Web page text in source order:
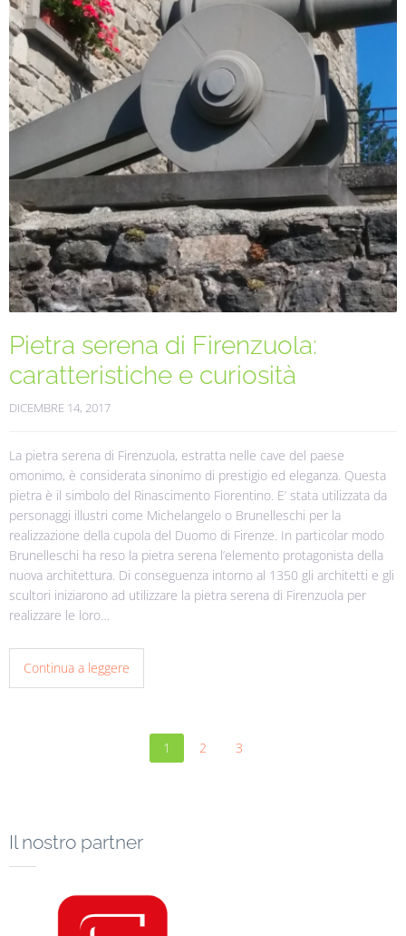
Pietra serena di Firenzuola:
caratteristiche e curiosità
DICEMBRE 14, 2017
La pietra serena di Firenzuola, estratta nelle cave del paese
omonimo, è considerata sinonimo di prestigio ed eleganza. Questa
pietra è il simbolo del Rinascimento Fiorentino. E’ stata utilizzata da
personaggi illustri come Michelangelo o Brunelleschi per la
realizzazione della cupola del Duomo di Firenze. In particolar modo
Brunelleschi ha reso la pietra serena l’elemento protagonista della
nuova architettura. Di conseguenza intorno al 1350 gli architetti e gli
scultori iniziarono ad utilizzare la pietra serena di Firenzuola per
realizzare le loro…
Continua a leggere
1 2 3
Il nostro partner